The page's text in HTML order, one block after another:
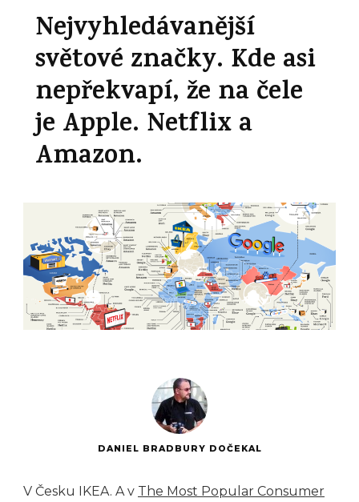
Nejvyhledávanější
světové značky. Kde asi
nepřekvapí, že na čele
je Apple. Netflix a
Amazon.
DANIEL BRADBURY DOČEKAL
V Česku IKEA. A v The Most Popular Consumer